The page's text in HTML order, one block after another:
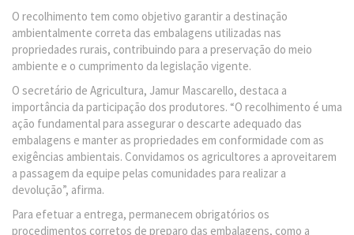
O recolhimento tem como objetivo garantir a destinação
ambientalmente correta das embalagens utilizadas nas
propriedades rurais, contribuindo para a preservação do meio
ambiente e o cumprimento da legislação vigente.
O secretário de Agricultura, Jamur Mascarello, destaca a
importância da participação dos produtores. “O recolhimento é uma
ação fundamental para assegurar o descarte adequado das
embalagens e manter as propriedades em conformidade com as
exigências ambientais. Convidamos os agricultores a aproveitarem
a passagem da equipe pelas comunidades para realizar a
devolução”, afirma.
Para efetuar a entrega, permanecem obrigatórios os
procedimentos corretos de preparo das embalagens, como a